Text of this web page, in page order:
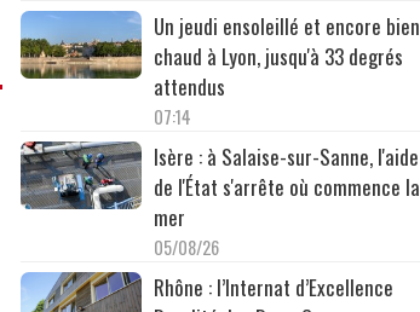
Un jeudi ensoleillé et encore bien
chaud à Lyon, jusqu'à 33 degrés
attendus
07:14
Isère : à Salaise-sur-Sanne, l'aide
de l'État s'arrête où commence la
mer
05/08/26
Rhône : l’Internat d’Excellence